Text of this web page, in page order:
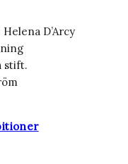
D’Arcy
stift.